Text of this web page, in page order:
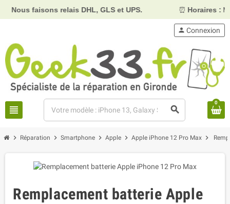
faisons relais DHL, GLS et UPS. Horaires :Mardi,
view_headline search
person Connexion
0
chevron_right Réparation chevron_right Smartphone chevron_right Apple chevron_right Apple iPhone 12 Pro Max chevron_right
Remplacement batterie Apple